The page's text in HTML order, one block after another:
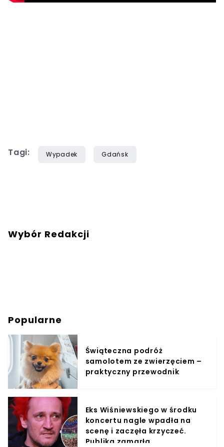
Tagi: Wypadek Gdańsk
Wybór Redakcji
Popularne
Świąteczna podróż
samolotem ze zwierzęciem –
praktyczny przewodnik
Eks Wiśniewskiego w środku
koncertu nagle wpadła na
scenę i zaczęła krzyczeć.
Publika zamarła